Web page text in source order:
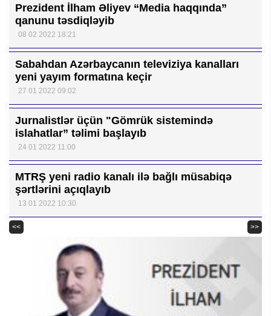
Prezident İlham Əliyev “Media haqqında”
qanunu təsdiqləyib
08 02 2022 18:21
Sabahdan Azərbaycanın televiziya kanalları
yeni yayım formatına keçir
27 01 2022 09:02
Jurnalistlər üçün "Gömrük sistemində
islahatlar” təlimi başlayıb
24 01 2022 11:00
MTRŞ yeni radio kanalı ilə bağlı müsabiqə
şərtlərini açıqlayıb
13 01 2022 10:30
<< >>